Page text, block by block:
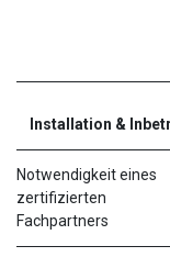
Installation &
Notwendigkeit eines
zertifizierten
Fachpartners